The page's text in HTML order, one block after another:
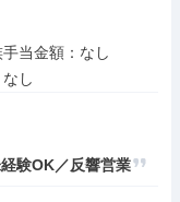
当金額：なし
験OK／反響営業